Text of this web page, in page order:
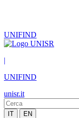
UNIFIND
|
UNIFIND
unisr.it
IT EN